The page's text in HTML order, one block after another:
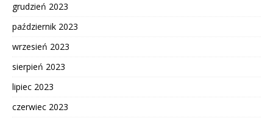
grudzień 2023
październik 2023
wrzesień 2023
sierpień 2023
lipiec 2023
czerwiec 2023